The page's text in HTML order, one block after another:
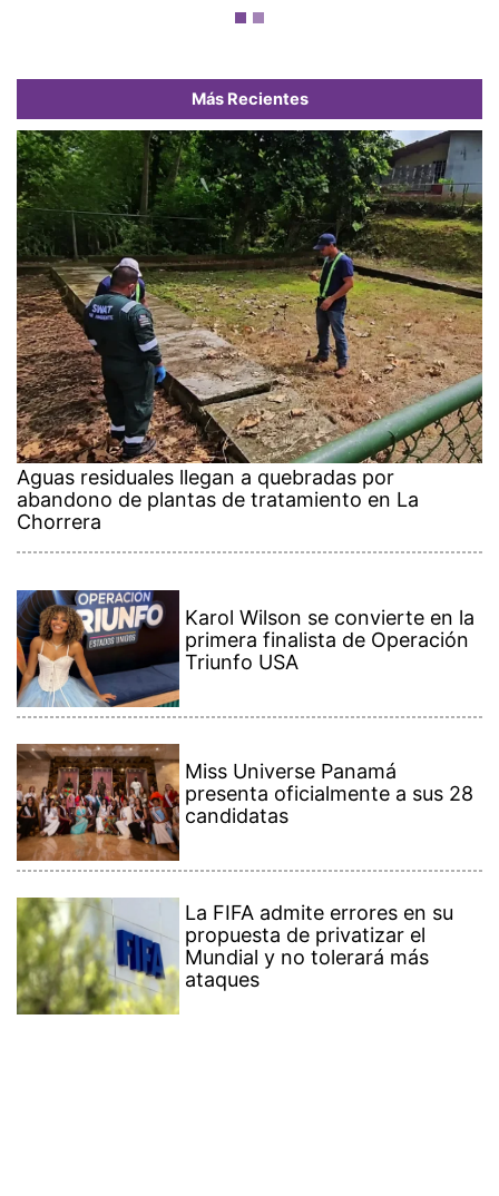
Más Recientes
Aguas residuales llegan a quebradas por
abandono de plantas de tratamiento en La
Chorrera
Karol Wilson se convierte en la
primera finalista de Operación
Triunfo USA
Miss Universe Panamá
presenta oficialmente a sus 28
candidatas
La FIFA admite errores en su
propuesta de privatizar el
Mundial y no tolerará más
ataques